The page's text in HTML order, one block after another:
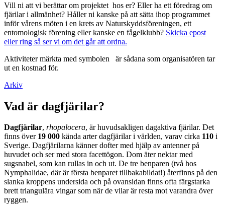
Vill ni att vi berättar om projektet hos er? Eller ha ett föredrag om
fjärilar i allmänhet? Håller ni kanske på att sätta ihop programmet
inför vårens möten i en krets av Naturskyddsföreningen, ett
entomologisk förening eller kanske en fågelklubb? Skicka epost
eller ring så ser vi om det går att ordna.
Aktiviteter märkta med symbolen
är sådana som organisatören tar
ut en kostnad för.
Arkiv
Vad är dagfjärilar?
Dagfjärilar, rhopalocera, är huvudsakligen dagaktiva fjärilar. Det
finns över 19 000 kända arter dagfjärilar i världen, varav cirka 110 i
Sverige. Dagfjärilarna känner dofter med hjälp av antenner på
huvudet och ser med stora facettögon. Dom äter nektar med
sugsnabel, som kan rullas in och ut. De tre benparen (två hos
Nymphalidae, där är första benparet tillbakabildat!) återfinns på den
slanka kroppens undersida och på ovansidan finns ofta färgstarka
brett triangulära vingar som när de vilar är resta mot varandra över
ryggen.